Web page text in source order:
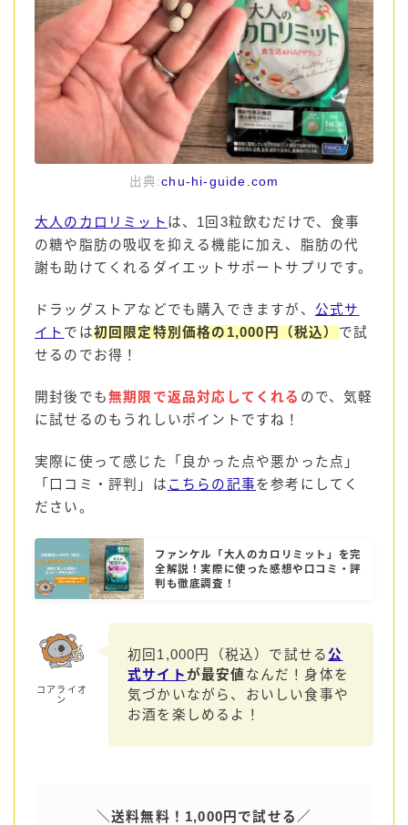
出典:chu-hi-guide.com
大人のカロリミット は、1回3粒飲むだけで、食事
の糖や脂肪の吸収を抑える機能に加え、脂肪の代
謝も助けてくれるダイエットサポートサプリです。
ドラッグストアなどでも購入できますが、 公式サ
イト では初回限定特別価格の1,000円（税込） で試
せるのでお得！
開封後でも無期限で返品対応してくれる ので、気軽
に試せるのもうれしいポイントですね！
実際に使って感じた「良かった点や悪かった点」
「口コミ・評判」は こちらの記事を参考にしてく
ださい。
ファンケル「大人のカロリミット」を完
全解説！実際に使った感想や口コミ・評
判も徹底調査！
コアライオ
ン
初回1,000円（税込）で試せる 公
式サイトが最安値 なんだ！身体を
気づかいながら、おいしい食事や
お酒を楽しめるよ！
＼送料無料！1,000円で試せる／